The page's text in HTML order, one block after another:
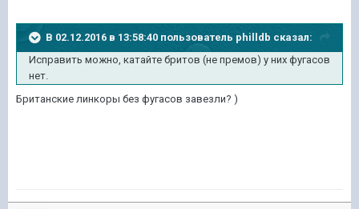
В 02.12.2016 в 13:58:40 пользователь philldb сказал:
Исправить можно, катайте бритов (не премов) у них фугасов
нет.
Британские линкоры без фугасов завезли? )